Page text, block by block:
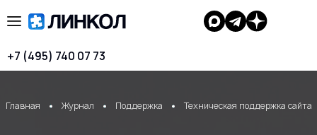
+7 (495) 740 07 73
Главная Журнал Поддержка Техническая поддержка